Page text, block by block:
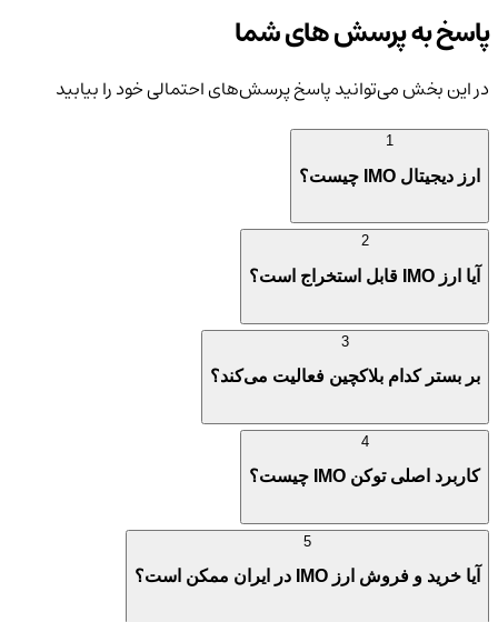
پاسخ به پرسش های شما
در این بخش می‌توانید پاسخ پرسش‌های احتمالی خود را بیابید
ارز دیجیتال IMO چیست؟
آیا ارز IMO قابل استخراج است؟
بر بستر کدام بلاکچین فعالیت می‌کند؟
کاربرد اصلی توکن IMO چیست؟
آیا خرید و فروش ارز IMO در ایران ممکن است؟